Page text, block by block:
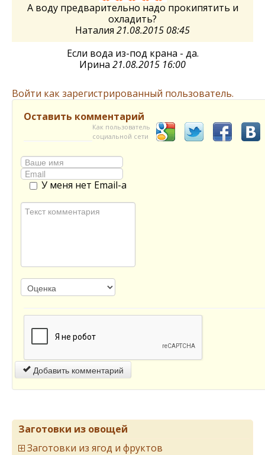
А воду предварительно надо прокипятить и
охладить?
Наталия 21.08.2015 08:45
Если вода из-под крана - да.
Ирина 21.08.2015 16:00
Войти как зарегистрированный пользователь.
Оставить комментарий
Как пользователь
социальной сети
У меня нет Email-а
Добавить комментарий
Заготовки из овощей
Заготовки из ягод и фруктов